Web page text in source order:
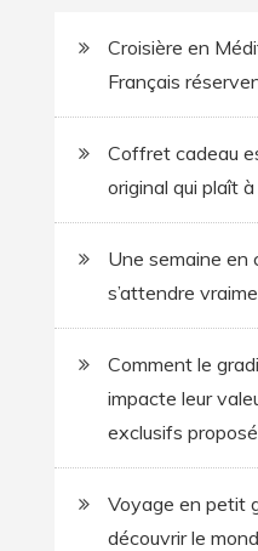
Croisière en
Français
Coffret cadeau
original qui plaît
Une semaine en
s’attendre
Comment le
impacte leur
exclusifs
Voyage en petit
découvrir le